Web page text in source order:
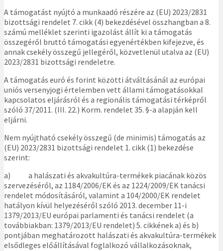
A támogatást nyújtó a munkaadó részére az (EU) 2023/2831
bizottsági rendelet 7. cikk (4) bekezdésével összhangban a 8.
számú melléklet szerinti igazolást állít ki a támogatás
összegéről bruttó támogatási egyenértékben kifejezve, és
annak csekély összegű jellegéről, közvetlenül utalva az (EU)
2023/2831 bizottsági rendeletre.
A támogatás euró és forint közötti átváltásánál az európai
uniós versenyjogi értelemben vett állami támogatásokkal
kapcsolatos eljárásról és a regionális támogatási térképről
szóló 37/2011. (III. 22.) Korm. rendelet 35. §-a alapján kell
eljárni.
Nem nyújtható csekély összegű (de minimis) támogatás az
(EU) 2023/2831 bizottsági rendelet 1. cikk (1) bekezdése
szerint:
a) a halászati és akvakultúra-termékek piacának közös
szervezéséről, az 1184/2006/EK és az 1224/2009/EK tanácsi
rendelet módosításáról, valamint a 104/2000/EK rendelet
hatályon kívül helyezéséről szóló 2013. december 11-i
1379/2013/EU európai parlamenti és tanácsi rendelet (a
továbbiakban: 1379/2013/EU rendelet) 5. cikkének a) és b)
pontjában meghatározott halászati és akvakultúra-termékek
elsődleges előállításával foglalkozó vállalkozásoknak,